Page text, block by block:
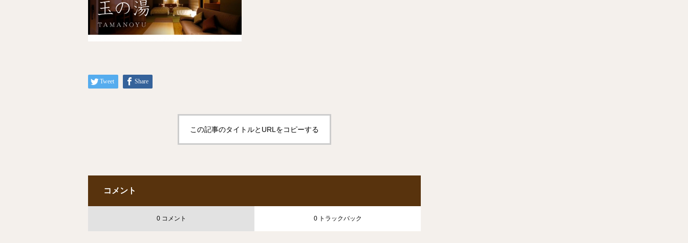
Tweet Share
この記事のタイトルとURLをコピーする
コメント
0 コメント 0 トラックバック